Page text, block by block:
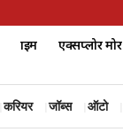
क्राइम एक्सप्लोर मोर
करियर जॉब्स ऑटो